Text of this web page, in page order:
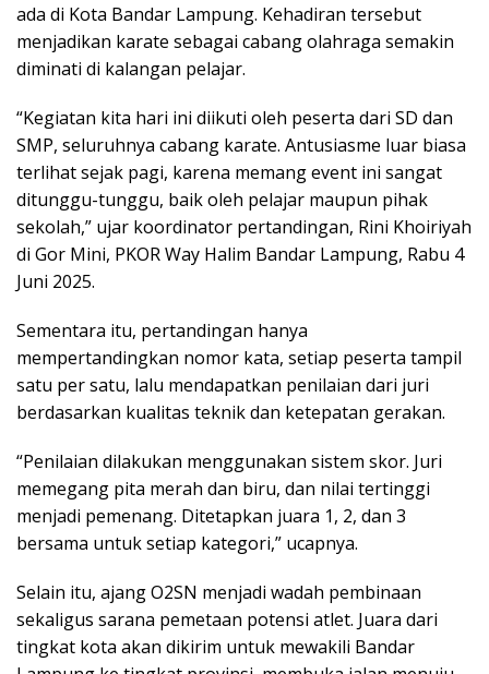
ada di Kota Bandar Lampung. Kehadiran tersebut
menjadikan karate sebagai cabang olahraga semakin
diminati di kalangan pelajar.
“Kegiatan kita hari ini diikuti oleh peserta dari SD dan
SMP, seluruhnya cabang karate. Antusiasme luar biasa
terlihat sejak pagi, karena memang event ini sangat
ditunggu-tunggu, baik oleh pelajar maupun pihak
sekolah,” ujar koordinator pertandingan, Rini Khoiriyah
di Gor Mini, PKOR Way Halim Bandar Lampung, Rabu 4
Juni 2025.
Sementara itu, pertandingan hanya
mempertandingkan nomor kata, setiap peserta tampil
satu per satu, lalu mendapatkan penilaian dari juri
berdasarkan kualitas teknik dan ketepatan gerakan.
“Penilaian dilakukan menggunakan sistem skor. Juri
memegang pita merah dan biru, dan nilai tertinggi
menjadi pemenang. Ditetapkan juara 1, 2, dan 3
bersama untuk setiap kategori,” ucapnya.
Selain itu, ajang O2SN menjadi wadah pembinaan
sekaligus sarana pemetaan potensi atlet. Juara dari
tingkat kota akan dikirim untuk mewakili Bandar